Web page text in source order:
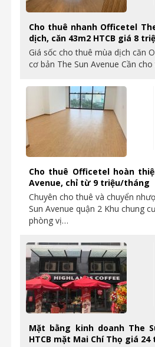
Cho thuê nhanh Officetel
dịch, căn 43m2 HTCB giá 8
Giá sốc cho thuê mùa dịch căn
cơ bản The Sun Avenue Cần
Cho thuê Officetel hoàn
Avenue, chỉ từ 9 triệu/tháng
Chuyên cho thuê và chuyển
Sun Avenue quận 2 Khu chung
phòng vị…
Mặt bằng kinh doanh The
HTCB mặt Mai Chí Thọ giá 24